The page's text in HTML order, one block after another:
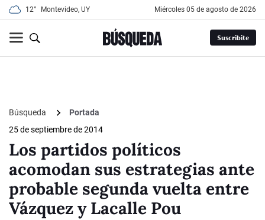
12° Montevideo, UY miércoles 05 de agosto de 2026
Suscribite
Búsqueda
Portada
25 de septiembre de 2014
Los partidos políticos
acomodan sus estrategias ante
probable segunda vuelta entre
Vázquez y Lacalle Pou